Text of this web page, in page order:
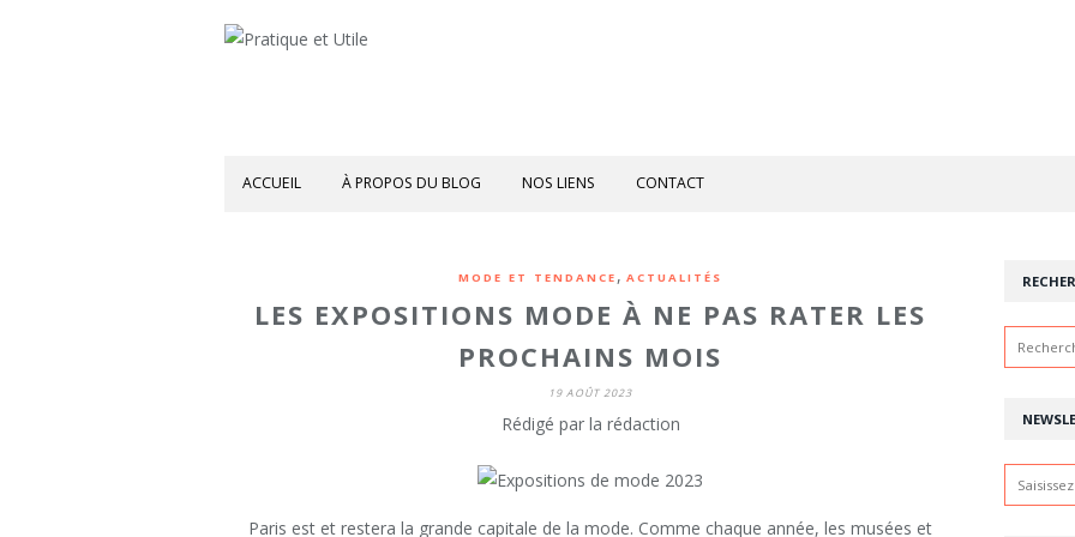
ACCUEIL À PROPOS DU BLOG NOS LIENS CONTACT
MODE ET TENDANCE , ACTUALITÉS
LES EXPOSITIONS MODE À NE PAS RATER LES
PROCHAINS MOIS
19 AOÛT 2023
Rédigé par la rédaction
Paris est et restera la grande capitale de la mode. Comme chaque année, les musées et